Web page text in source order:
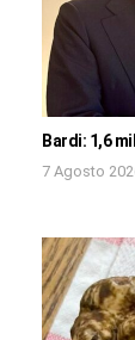
Bardi: 1,6
7 Agosto